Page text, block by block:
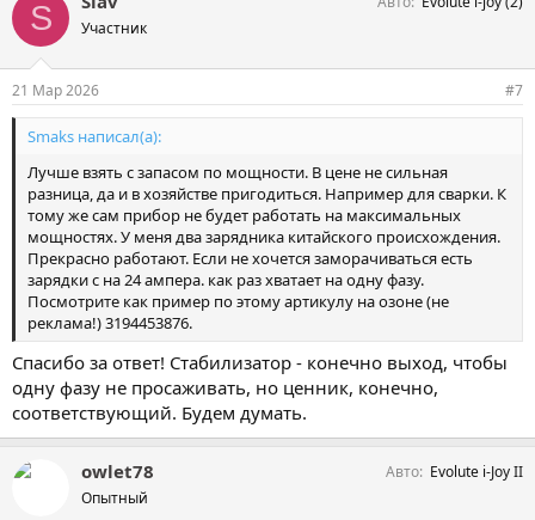
т
S Участник
21 Мар 2026 #7
Smaks написал(а):
Лучше взять с запасом по мощности. В цене не сильная
разница, да и в хозяйстве пригодиться. Например для сварки. К
тому же сам прибор не будет работать на максимальных
мощностях. У меня два зарядника китайского происхождения.
Прекрасно работают. Если не хочется заморачиваться есть
зарядки с на 24 ампера. как раз хватает на одну фазу.
Посмотрите как пример по этому артикулу на озоне (не
реклама!) 3194453876.
Спасибо за ответ! Стабилизатор - конечно выход, чтобы
одну фазу не просаживать, но ценник, конечно,
соответствующий. Будем думать.
owlet78
Опытный
Авто Evolute i-Joy II